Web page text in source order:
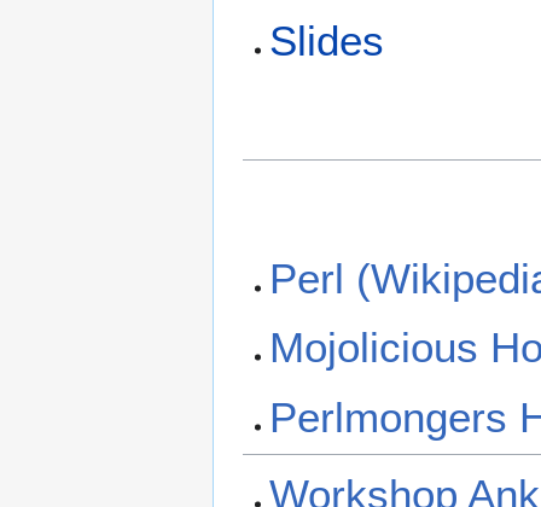
Slides
Perl
Mojolicious
Perlmongers
Workshop